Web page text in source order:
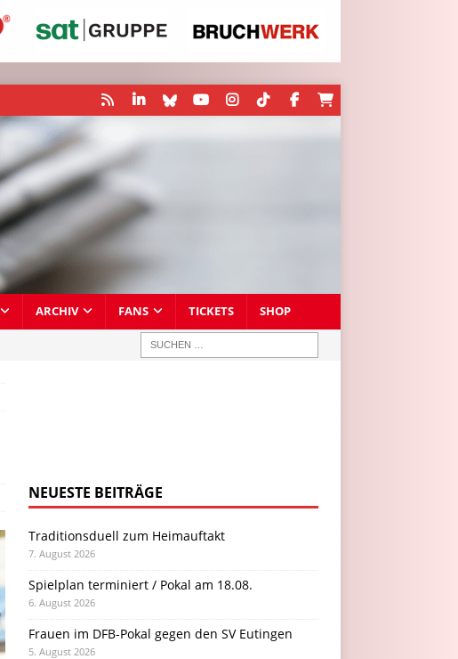
ARCHIV FANS TICKETS SHOP
NEUESTE BEITRÄGE
Traditionsduell zum Heimauftakt
7. August 2026
Spielplan terminiert / Pokal am 18.08.
6. August 2026
Frauen im DFB-Pokal gegen den SV Eutingen
5. August 2026